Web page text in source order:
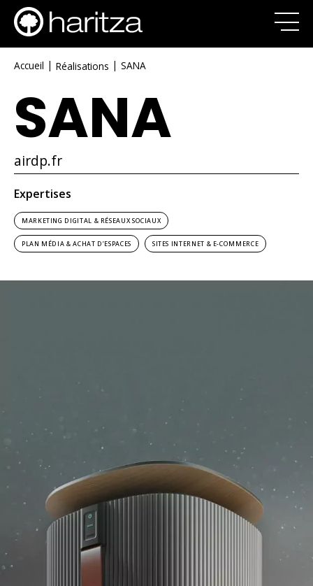
Accueil | Réalisations | SANA
SANA
airdp.fr
Expertises
MARKETING DIGITAL & RÉSEAUX SOCIAUX
PLAN MÉDIA & ACHAT D’ESPACES SITES INTERNET & E-COMMERCE